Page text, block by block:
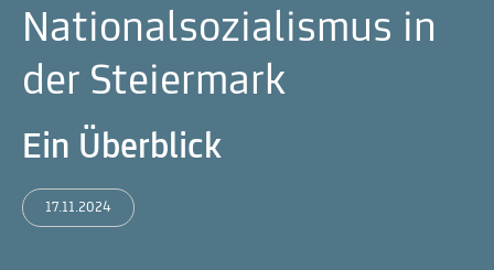
Nationalsozialismus in
der Steiermark
Ein Überblick
17.11.2024